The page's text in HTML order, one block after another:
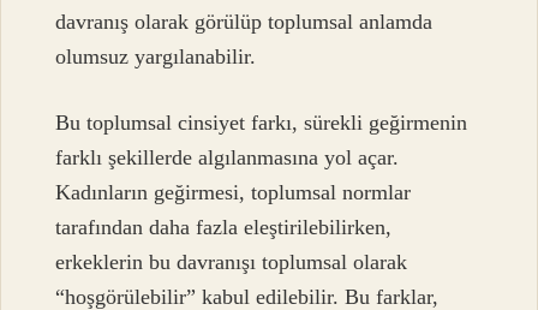
davranış olarak görülüp toplumsal anlamda
olumsuz yargılanabilir.
Bu toplumsal cinsiyet farkı, sürekli geğirmenin
farklı şekillerde algılanmasına yol açar.
Kadınların geğirmesi, toplumsal normlar
tarafından daha fazla eleştirilebilirken,
erkeklerin bu davranışı toplumsal olarak
“hoşgörülebilir” kabul edilebilir. Bu farklar,